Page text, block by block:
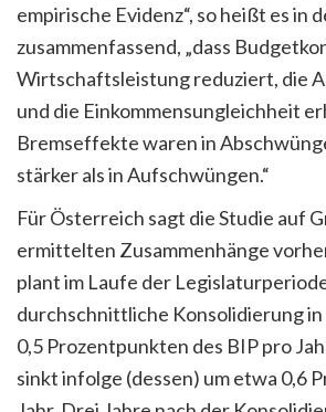
empirische Evidenz“, so heißt es in
zusammenfassend, „dass
Wirtschaftsleistung reduziert, die
und die Einkommensungleichheit
Bremseffekte waren in
stärker als in Aufschwüngen.“
Für Österreich sagt die Studie auf
ermittelten Zusammenhänge
plant im Laufe der
durchschnittliche Konsolidierung
0,5 Prozentpunkten des BIP pro
sinkt infolge (dessen) um etwa 0,6